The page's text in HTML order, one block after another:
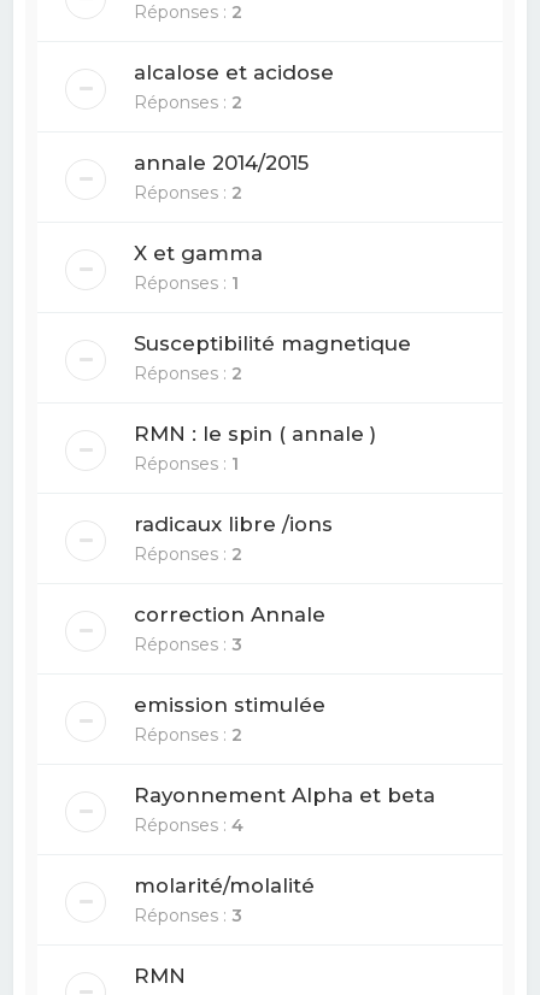
Réponses : 2
alcalose et acidose
Réponses : 2
annale 2014/2015
Réponses : 2
X et gamma
Réponses : 1
Susceptibilité magnetique
Réponses : 2
RMN : le spin ( annale )
Réponses : 1
radicaux libre /ions
Réponses : 2
correction Annale
Réponses :3
emission stimulée
Réponses : 2
Rayonnement Alpha et beta
Réponses :4
molarité/molalité
Réponses :3
RMN